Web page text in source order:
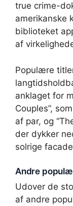
true crime-
amerikanske
biblioteket
af
Populære
anklaget for
Couples”,
af par, og
der dykker
solrige
Andre
Udover de
af andre